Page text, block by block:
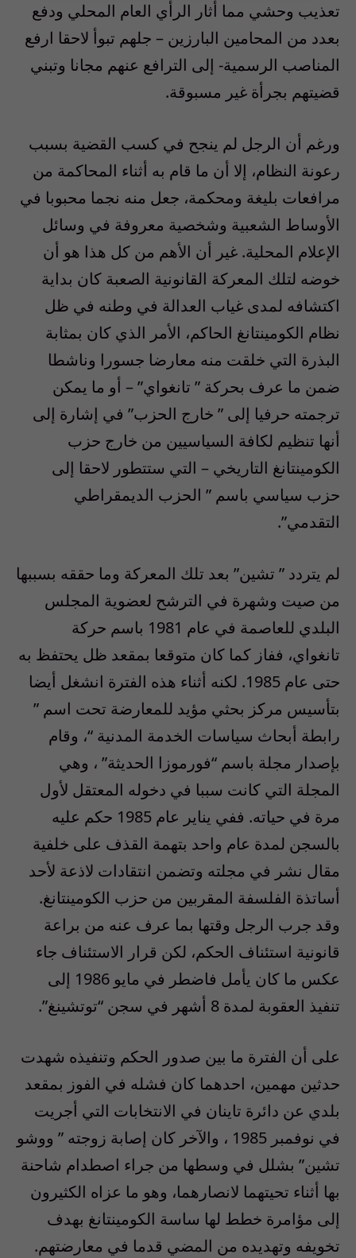
تعذيب وحشي مما أثار الرأي العام المحلي ودفع
بعدد من المحامين البارزين – جلهم تبوأ لاحقا ارفع
المناصب الرسمية- إلى الترافع عنهم مجانا وتبني
قضيتهم بجرأة غير مسبوقة.
ورغم أن الرجل لم ينجح في كسب القضية بسبب
رعونة النظام، إلا أن ما قام به أثناء المحاكمة من
مرافعات بليغة ومحكمة، جعل منه نجما محبوبا في
الأوساط الشعبية وشخصية معروفة في وسائل
الإعلام المحلية. غير أن الأهم من كل هذا هو أن
خوضه لتلك المعركة القانونية الصعبة كان بداية
اكتشافه لمدى غياب العدالة في وطنه في ظل
نظام الكومينتانغ الحاكم، الأمر الذي كان بمثابة
البذرة التي خلقت منه معارضا جسورا وناشطا
ضمن ما عرف بحركة ” تانغواي” – أو ما يمكن
ترجمته حرفيا إلى ” خارج الحزب” في إشارة إلى
أنها تنظيم لكافة السياسيين من خارج حزب
الكومينتانغ التاريخي – التي ستتطور لاحقا إلى
حزب سياسي باسم ” الحزب الديمقراطي
التقدمي”.
لم يتردد ” تشين” بعد تلك المعركة وما حققه بسببها
من صيت وشهرة في الترشح لعضوية المجلس
البلدي للعاصمة في عام 1981 باسم حركة
تانغواي، ففاز كما كان متوقعا بمقعد ظل يحتفظ به
حتى عام 1985. لكنه أثناء هذه الفترة انشغل أيضا
بتأسيس مركز بحثي مؤيد للمعارضة تحت اسم ”
رابطة أبحاث سياسات الخدمة المدنية “، وقام
بإصدار مجلة باسم “فورموزا الحديثة” ، وهي
المجلة التي كانت سببا في دخوله المعتقل لأول
مرة في حياته. ففي يناير عام 1985 حكم عليه
بالسجن لمدة عام واحد بتهمة القذف على خلفية
مقال نشر في مجلته وتضمن انتقادات لاذعة لأحد
أساتذة الفلسفة المقربين من حزب الكومينتانغ.
وقد جرب الرجل وقتها بما عرف عنه من براعة
قانونية استئناف الحكم، لكن قرار الاستئناف جاء
عكس ما كان يأمل فاضطر في مايو 1986 إلى
تنفيذ العقوبة لمدة 8 أشهر في سجن “توتشينغ”.
على أن الفترة ما بين صدور الحكم وتنفيذه شهدت
حدثين مهمين، احدهما كان فشله في الفوز بمقعد
بلدي عن دائرة تاينان في الانتخابات التي أجريت
في نوفمبر 1985 ، والآخر كان إصابة زوجته ” ووشو
تشين” بشلل في وسطها من جراء اصطدام شاحنة
بها أثناء تحيتهما لانصارهما، وهو ما عزاه الكثيرون
إلى مؤامرة خطط لها ساسة الكومينتانغ بهدف
تخويفه وتهديده من المضي قدما في معارضتهم.